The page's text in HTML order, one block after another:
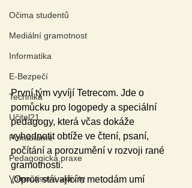
Očima studentů
Mediální gramotnost
Informatika
E-Bezpečí
Technika
Učitel21
Pomáháme
Pedagogická praxe
Volnočasové aktivity
První tým vyvíjí Tetrecom. Jde o
pomůcku pro logopedy a speciální
pedagogy, která včas dokáže
vyhodnotit obtíže ve čtení, psaní,
počítání a porozumění v rozvoji rané
gramotnosti.
„Oproti stávajícím metodám umí